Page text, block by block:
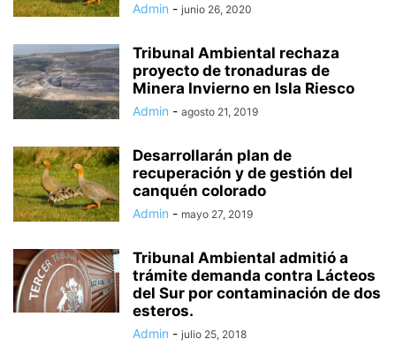
Admin - junio 26, 2020
Tribunal Ambiental rechaza
proyecto de tronaduras de
Minera Invierno en Isla Riesco
Admin - agosto 21, 2019
Desarrollarán plan de
recuperación y de gestión del
canquén colorado
Admin - mayo 27, 2019
Tribunal Ambiental admitió a
trámite demanda contra Lácteos
del Sur por contaminación de dos
esteros.
Admin - julio 25, 2018